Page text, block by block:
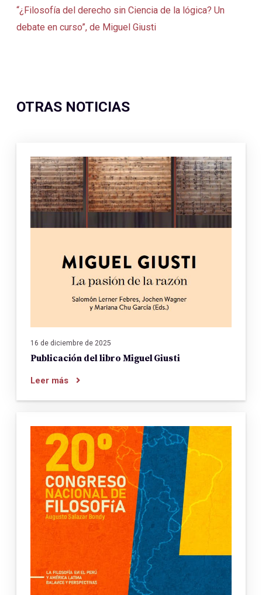
“¿Filosofía del derecho sin Ciencia de la lógica? Un
debate en curso”, de Miguel Giusti
OTRAS NOTICIAS
16 de diciembre de 2025
Publicación del libro Miguel Giusti
Leer más